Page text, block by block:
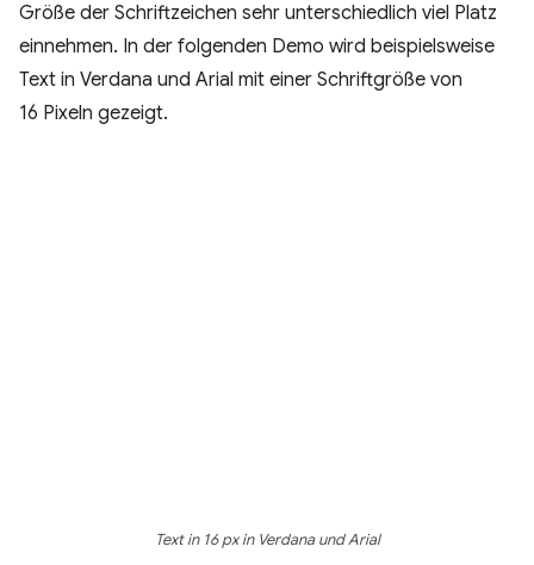
Größe der Schriftzeichen sehr unterschiedlich viel Platz
einnehmen. In der folgenden Demo wird beispielsweise
Text in Verdana und Arial mit einer Schriftgröße von
16 Pixeln gezeigt.
Text in 16 px in Verdana und Arial